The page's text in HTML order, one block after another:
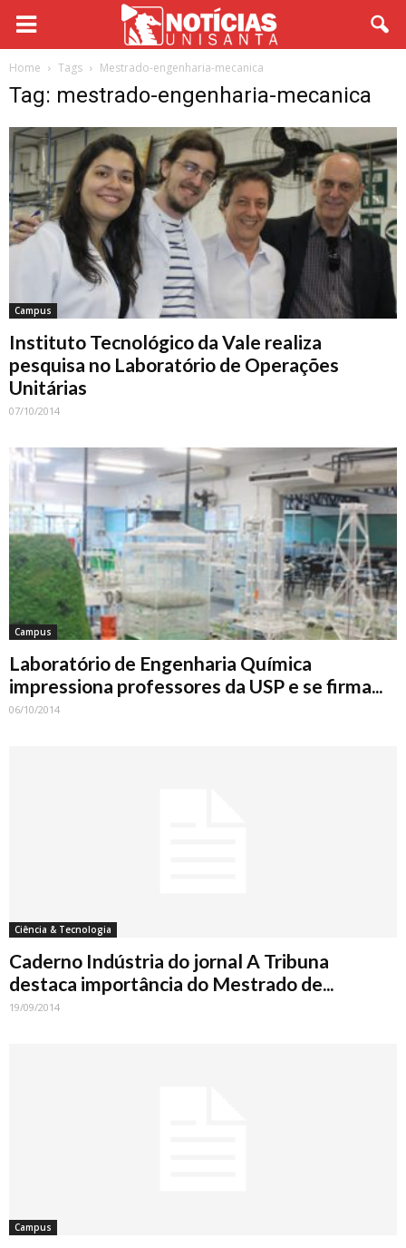
Home Tags Mestrado-engenharia-mecanica
Tag: mestrado-engenharia-mecanica
Campus
Instituto Tecnológico da Vale realiza
pesquisa no Laboratório de Operações
Unitárias
07/10/2014
Campus
Laboratório de Engenharia Química
impressiona professores da USP e se firma...
06/10/2014
Ciência & Tecnologia
Caderno Indústria do jornal A Tribuna
destaca importância do Mestrado de...
19/09/2014
Campus